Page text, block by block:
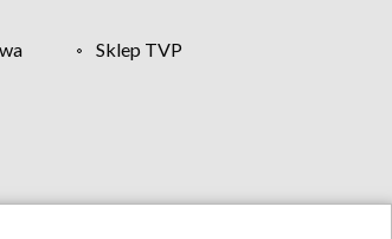
Sklep TVP